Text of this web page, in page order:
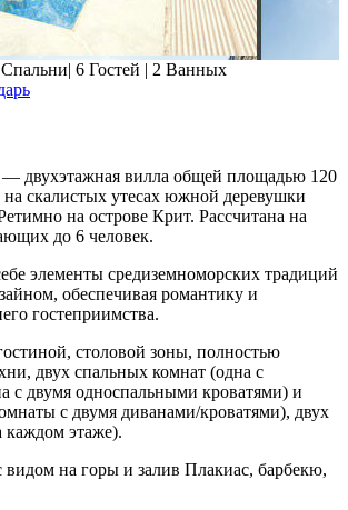
| 6 Гостей | 2 Ванных
— двухэтажная вилла общей площадью 120
скалистых утесах южной деревушки
на острове Крит. Рассчитана на
до 6 человек.
элементы средиземноморских традиций
обеспечивая романтику и
гостеприимства.
столовой зоны, полностью
двух спальных комнат (одна с
с двумя односпальными кроватями) и
с двумя диванами/кроватями), двух
каждом этаже).
видом на горы и залив Плакиас, барбекю,